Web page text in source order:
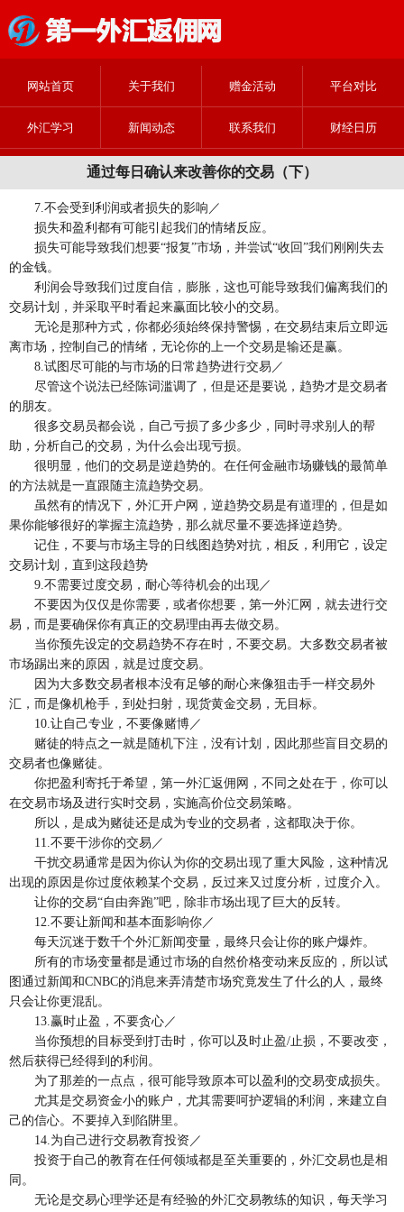
网站首页 关于我们 赠金活动 平台对比
外汇学习 新闻动态 联系我们 财经日历
通过每日确认来改善你的交易（下）
7.不会受到利润或者损失的影响／
损失和盈利都有可能引起我们的情绪反应。
损失可能导致我们想要“报复”市场，并尝试“收回”我们刚刚失去
的金钱。
利润会导致我们过度自信，膨胀，这也可能导致我们偏离我们的
交易计划，并采取平时看起来赢面比较小的交易。
无论是那种方式，你都必须始终保持警惕，在交易结束后立即远
离市场，控制自己的情绪，无论你的上一个交易是输还是赢。
8.试图尽可能的与市场的日常趋势进行交易／
尽管这个说法已经陈词滥调了，但是还是要说，趋势才是交易者
的朋友。
很多交易员都会说，自己亏损了多少多少，同时寻求别人的帮
助，分析自己的交易，为什么会出现亏损。
很明显，他们的交易是逆趋势的。在任何金融市场赚钱的最简单
的方法就是一直跟随主流趋势交易。
虽然有的情况下，外汇开户网，逆趋势交易是有道理的，但是如
果你能够很好的掌握主流趋势，那么就尽量不要选择逆趋势。
记住，不要与市场主导的日线图趋势对抗，相反，利用它，设定
交易计划，直到这段趋势
9.不需要过度交易，耐心等待机会的出现／
不要因为仅仅是你需要，或者你想要，第一外汇网，就去进行交
易，而是要确保你有真正的交易理由再去做交易。
当你预先设定的交易趋势不存在时，不要交易。大多数交易者被
市场踢出来的原因，就是过度交易。
因为大多数交易者根本没有足够的耐心来像狙击手一样交易外
汇，而是像机枪手，到处扫射，现货黄金交易，无目标。
10.让自己专业，不要像赌博／
赌徒的特点之一就是随机下注，没有计划，因此那些盲目交易的
交易者也像赌徒。
你把盈利寄托于希望，第一外汇返佣网，不同之处在于，你可以
在交易市场及进行实时交易，实施高价位交易策略。
所以，是成为赌徒还是成为专业的交易者，这都取决于你。
11.不要干涉你的交易／
干扰交易通常是因为你认为你的交易出现了重大风险，这种情况
出现的原因是你过度依赖某个交易，反过来又过度分析，过度介入。
让你的交易“自由奔跑”吧，除非市场出现了巨大的反转。
12.不要让新闻和基本面影响你／
每天沉迷于数千个外汇新闻变量，最终只会让你的账户爆炸。
所有的市场变量都是通过市场的自然价格变动来反应的，所以试
图通过新闻和CNBC的消息来弄清楚市场究竟发生了什么的人，最终
只会让你更混乱。
13.赢时止盈，不要贪心／
当你预想的目标受到打击时，你可以及时止盈/止损，不要改变，
然后获得已经得到的利润。
为了那差的一点点，很可能导致原本可以盈利的交易变成损失。
尤其是交易资金小的账户，尤其需要呵护逻辑的利润，来建立自
己的信心。不要掉入到陷阱里。
14.为自己进行交易教育投资／
投资于自己的教育在任何领域都是至关重要的，外汇交易也是相
同。
无论是交易心理学还是有经验的外汇交易教练的知识，每天学习